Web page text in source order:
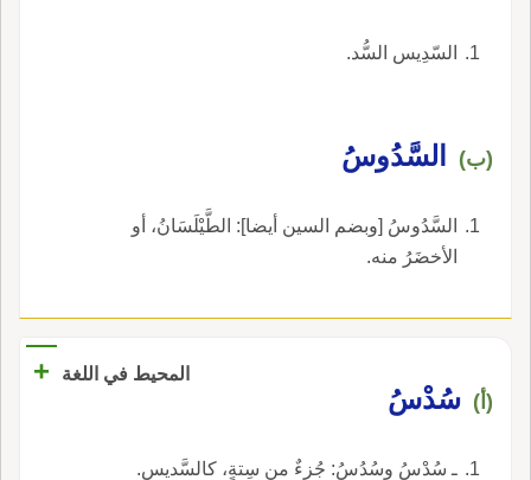
السّدِيس السُّد.
(ب) السَّدُوسُ
السَّدُوسُ [وبضم السين أيضا]: الطَّيْلَسَانُ، أو
الأخضَرُ منه.
المحيط في اللغة +
(أ) سُدْسُ
ـ سُدْسُ وسُدُسُ: جُزءٌ من سِتةٍ، كالسَّديسِ.